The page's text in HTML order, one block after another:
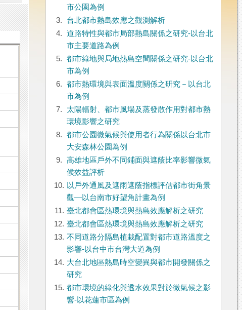
市公園為例
3.
台北都市熱島效應之觀測解析
4.
道路特性與都市局部熱島關係之研究-以台北
市主要道路為例
5.
都市綠地與局地熱島空間關係之研究-以台北
市為例
6.
都市熱環境與表面溫度關係之研究－以台北
市為例
7.
太陽輻射、都市風場及蒸發散作用對都市熱
環境影響之研究
8.
都市公園微氣候與使用者行為關係以台北市
大安森林公園為例
9.
高雄地區戶外不同鋪面與遮蔭比率影響微氣
候效益評析
10. 以戶外通風及遮雨遮蔭指標評估都市街角景
觀—以台南市好望角計畫為例
11. 臺北都會區熱環境與熱島效應解析之研究
12. 臺北都會區熱環境與熱島效應解析之研究
13. 不同道路分隔島植栽配置對都市道路溫度之
影響-以台中市台灣大道為例
14. 大台北地區熱島時空變異與都市開發關係之
研究
15. 都市環境的綠化與透水效果對於微氣候之影
響-以花蓮市區為例